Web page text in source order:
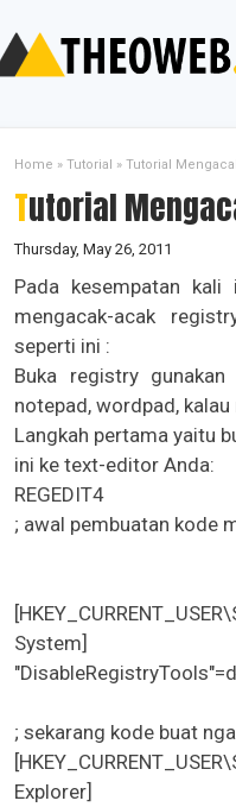
Home » Tutorial » Tutorial
Tutorial
Thursday, May 26, 2011
Pada kesempatan kali
mengacak-acak
seperti ini :
Buka registry
notepad, wordpad,
Langkah pertama yaitu
ini ke text-editor Anda:
REGEDIT4
; awal pembuatan kode
System]
; sekarang kode buat
Explorer]